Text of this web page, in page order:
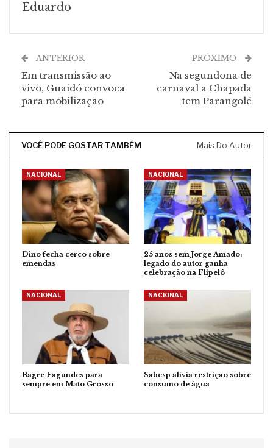
Eduardo
ANTERIOR
Em transmissão ao
vivo, Guaidó convoca
para mobilização
PRÓXIMO
Na segundona de
carnaval a Chapada
tem Parangolé
VOCÊ PODE GOSTAR TAMBÉM Mais Do Autor
NACIONAL
Dino fecha cerco sobre
emendas
NACIONAL
25 anos sem Jorge Amado:
legado do autor ganha
celebração na Flipelô
NACIONAL
Bagre Fagundes para
sempre em Mato Grosso
NACIONAL
Sabesp alivia restrição sobre
consumo de água